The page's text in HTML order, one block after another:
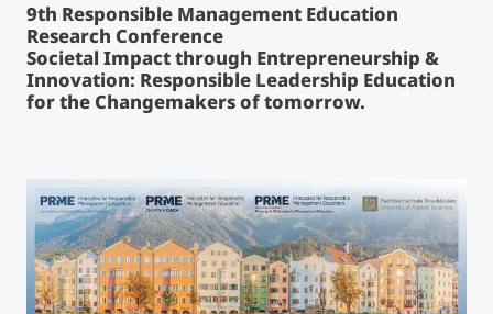
Management-Seminare
Maßgeschneiderte Programme
Studienberatung
9th Responsible Management Education
Research Conference
Societal Impact through Entrepreneurship &
Innovation: Responsible Leadership Education
for the Changemakers of tomorrow.